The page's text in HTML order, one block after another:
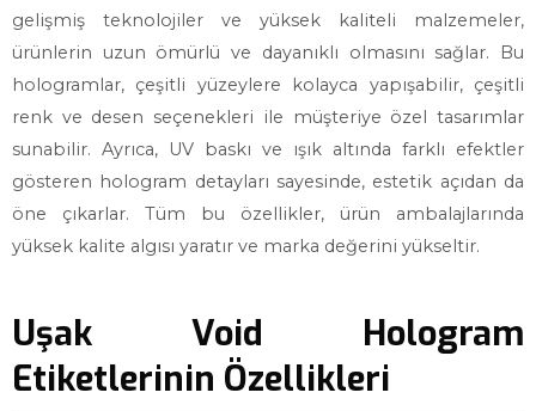
gelişmiş teknolojiler ve yüksek kaliteli malzemeler,
ürünlerin uzun ömürlü ve dayanıklı olmasını sağlar. Bu
hologramlar, çeşitli yüzeylere kolayca yapışabilir, çeşitli
renk ve desen seçenekleri ile müşteriye özel tasarımlar
sunabilir. Ayrıca, UV baskı ve ışık altında farklı efektler
gösteren hologram detayları sayesinde, estetik açıdan da
öne çıkarlar. Tüm bu özellikler, ürün ambalajlarında
yüksek kalite algısı yaratır ve marka değerini yükseltir.
Uşak Void Hologram
Etiketlerinin Özellikleri